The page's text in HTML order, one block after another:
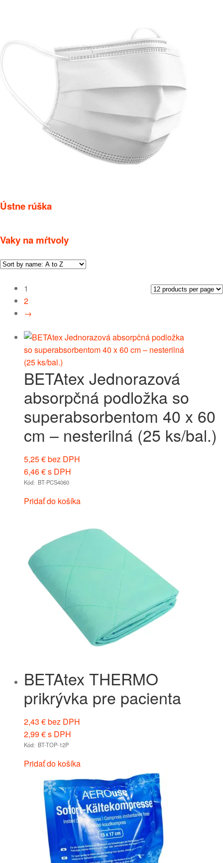
Ústne rúška
Vaky na mŕtvoly
1
2
→
BETAtex Jednorazová
absorpčná podložka so
superabsorbentom 40 x 60
cm – nesterilná (25 ks/bal.)
5,25€bez DPH
6,46€s DPH
Kód: BT-PCS4060
Pridať do košíka
BETAtex THERMO
prikrývka pre pacienta
2,43 €bez DPH
2,99€s DPH
Kód: BT-TOP-12P
Pridať do košíka